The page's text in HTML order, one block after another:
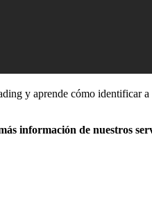
y aprende cómo identificar
información de nuestros